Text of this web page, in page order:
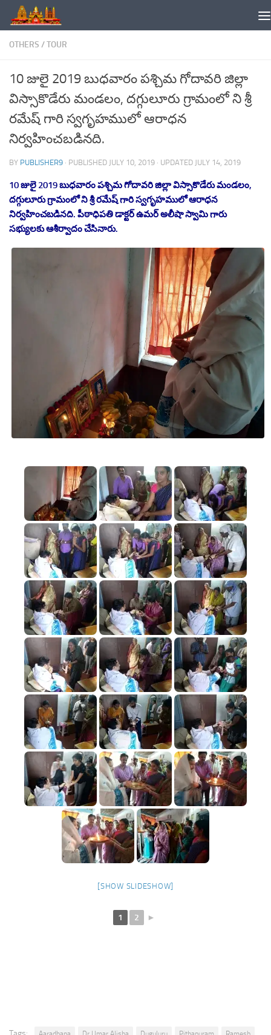
Skip to content
OTHERS /TOUR
10 జులై 2019 బుధవారం పశ్చిమ గోదావరి జిల్లా
విస్సాకొడేరు మండలం, దగ్గులూరు గ్రామంలో ని శ్రీ
రమేష్ గారి స్వగృహములో ఆరాధన
నిర్వహించబడినది.
BY PUBLISHER9 · PUBLISHED JULY 10, 2019 · UPDATED JULY 14, 2019
10 జులై 2019 బుధవారం పశ్చిమ గోదావరి జిల్లా విస్సాకొడేరు మండలం,
దగ్గులూరు గ్రామంలో ని శ్రీ రమేష్ గారి స్వగృహములో ఆరాధన
నిర్వహించబడినది. పీఠాధిపతి డాక్టర్ ఉమర్ అలీషా స్వామి గారు
సభ్యులకు ఆశీర్వాదం చేసినారు.
[SHOW SLIDESHOW]
1 2 ►